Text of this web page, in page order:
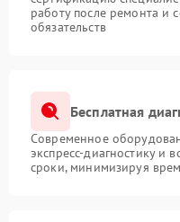
работу после ремонта и
обязательств
Бесплатная
Современное
экспресс-диагностику и
сроки, минимизируя